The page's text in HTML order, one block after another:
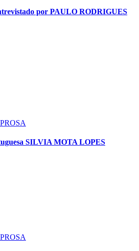
por PAULO RODRIGUES
SILVIA MOTA LOPES